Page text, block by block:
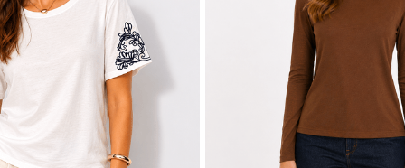
G
M M
P